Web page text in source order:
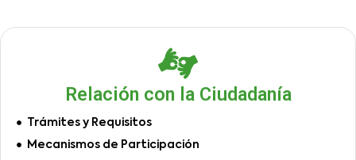
Relación con la Ciudadanía
Trámites y Requisitos
Mecanismos de Participación